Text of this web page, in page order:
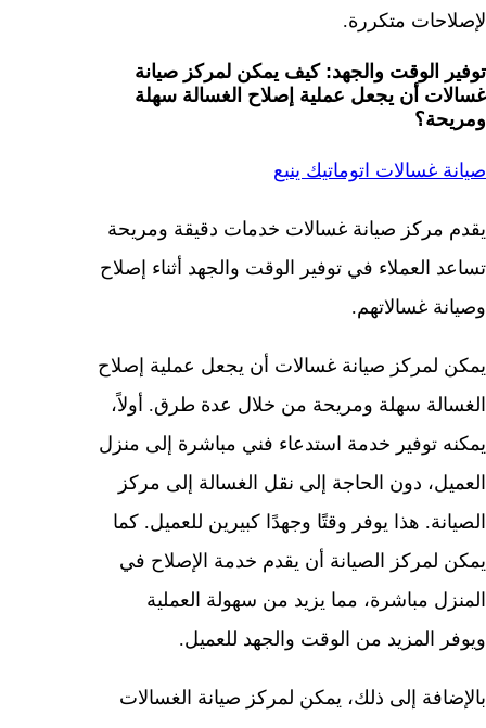
لإصلاحات متكررة.
توفير الوقت والجهد: كيف يمكن لمركز صيانة
غسالات أن يجعل عملية إصلاح الغسالة سهلة
ومريحة؟
صيانة غسالات اتوماتيك ينبع
يقدم مركز صيانة غسالات خدمات دقيقة ومريحة
تساعد العملاء في توفير الوقت والجهد أثناء إصلاح
وصيانة غسالاتهم.
يمكن لمركز صيانة غسالات أن يجعل عملية إصلاح
الغسالة سهلة ومريحة من خلال عدة طرق. أولاً،
يمكنه توفير خدمة استدعاء فني مباشرة إلى منزل
العميل، دون الحاجة إلى نقل الغسالة إلى مركز
الصيانة. هذا يوفر وقتًا وجهدًا كبيرين للعميل. كما
يمكن لمركز الصيانة أن يقدم خدمة الإصلاح في
المنزل مباشرة، مما يزيد من سهولة العملية
ويوفر المزيد من الوقت والجهد للعميل.
بالإضافة إلى ذلك، يمكن لمركز صيانة الغسالات